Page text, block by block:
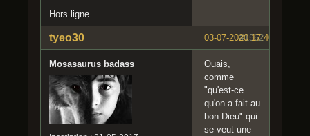
Hors ligne
#1562
03-07-2020 17:40:01
tyeo30
Mosasaurus badass
Ouais,
comme
"qu'est-ce
qu'on a fait au
bon Dieu" qui
se veut une